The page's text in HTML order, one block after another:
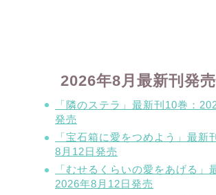
2026年8月最新刊発
「隣のステラ」最新刊10巻：
発売
「宝石箱に愛をつめよう」最新
8月12日発売
「むせるくらいの愛をあげる」
2026年8月12日発売